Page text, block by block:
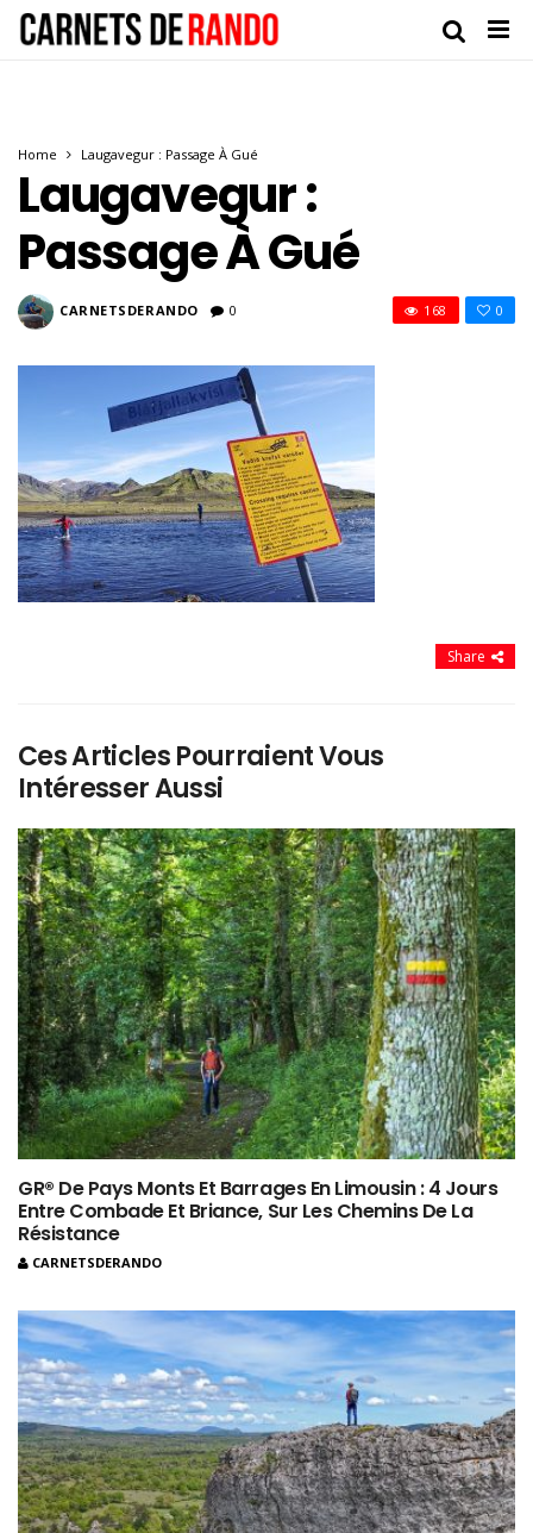
Home Laugavegur : Passage À Gué
Laugavegur :
Passage À Gué
CARNETSDERANDO 0 0
168
Share
Ces Articles Pourraient Vous
Intéresser Aussi
GR® De Pays Monts Et Barrages En Limousin : 4 Jours
Entre Combade Et Briance, Sur Les Chemins De La
Résistance
CARNETSDERANDO